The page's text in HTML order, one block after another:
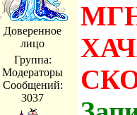
Доверенное
лицо
Группа:
Модераторы
Сообщений:
3037